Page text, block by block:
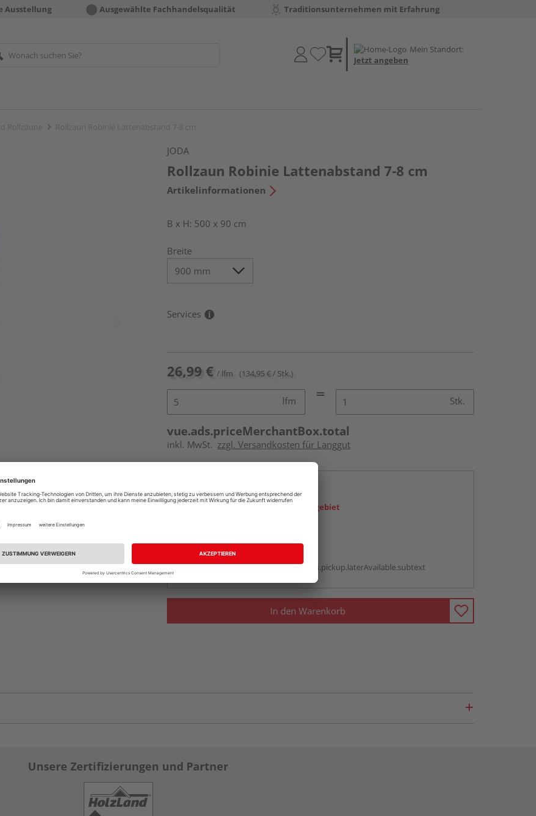
Ausstellung Ausgewählte Fachhandelsqualität Traditionsunternehmen mit Erfahrung
Mein Standort:
Jetzt angeben
JODA
Rollzaun Robinie Lattenabstand 7-8 cm
Artikelinformationen
B x H: 500 x 90 cm
Breite
Services
26,99 € / lfm (134,95 € / Stk.)
lfm Stk.
vue.ads.priceMerchantBox.total
inkl. MwSt. zzgl. Versandkosten für Langgut
Online bestellen
Ihr Standort ist nicht im Liefergebiet
Auf Vorbestellung:
vue.ads.priceMerchantBox.option.pickup.laterAvailable.subtext
In den Warenkorb
Unsere Zertifizierungen und Partner